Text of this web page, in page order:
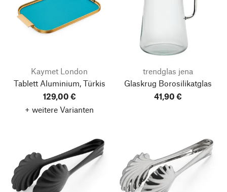
Kaymet London
Tablett Aluminium, Türkis
129,00 €
+ weitere Varianten
trendglas jena
Glaskrug Borosilikatglas
41,90 €